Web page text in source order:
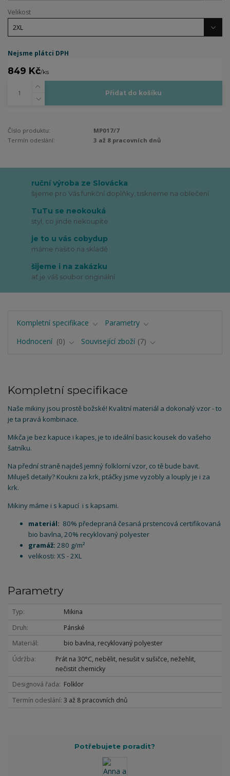
Velikost
Nejsme plátci DPH
849 Kč/ks
Přidat do košíku
Číslo produktu:
MP017/7
Termín odeslání:
3 až 8 pracovních dnů
ruční výroba ze Slovácka
šijeme pro Vás funkční doplňky, tiskneme na oblečení
TuTu se neokouká
styl, co jinde nekoupíte
je to u vás cobydup
máme našito na skladě
šijeme i na zakázku
ať je váš soubor originální
Kompletní specifikace
Parametry
Hodnocení
0 Související zboží 7
Kompletní specifikace
Naše mikiny jsou prostě božské! Kvalitní materiál a dokonalý vzor - to
je ta pravá kombinace.
Mikča je bez kapuce i kapes, je to ideální basic kousek do vašeho
šatníku.
Na přední straně najdeš jemný folklorní vzor, co tě bude bavit.
Miluješ detaily? Koukni za krk, ptáčky jsme vyzobly a louply je i za
krk.
Mikiny máme i s kapucí i s kapsami.
materiál: 80% předepraná česaná prstencová certifikovaná
bio bavlna, 20% recyklovaný polyester
gramáž: 280 g/m²
velikosti: XS - 2XL
Parametry
Typ
Mikina
Druh
Pánské
Materiál
bio bavlna, recyklovaný polyester
Údržba
Prát na 30°C, nebělit, nesušit v sušičce, nežehlit,
nečistit chemicky
Designová řada
Folklor
Termín odeslání 3 až 8 pracovních dnů
Potřebujete poradit?